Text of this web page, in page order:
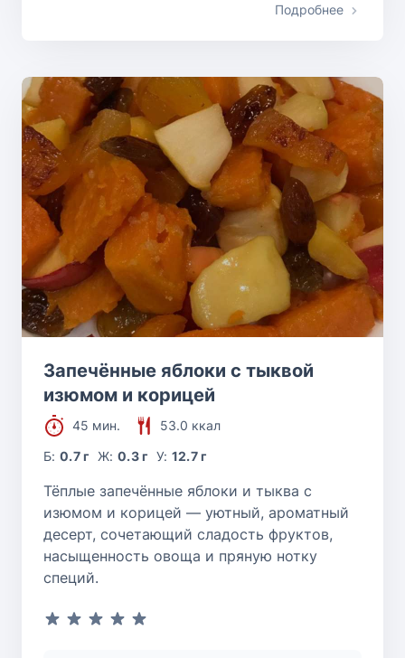
Подробнее
Запечённые яблоки с тыквой
изюмом и корицей
45 мин.
53.0 ккал
Б:0.7 г Ж: 0.3 г У: 12.7 г
Тёплые запечённые яблоки и тыква с
изюмом и корицей — уютный, ароматный
десерт, сочетающий сладость фруктов,
насыщенность овоща и пряную нотку
специй.